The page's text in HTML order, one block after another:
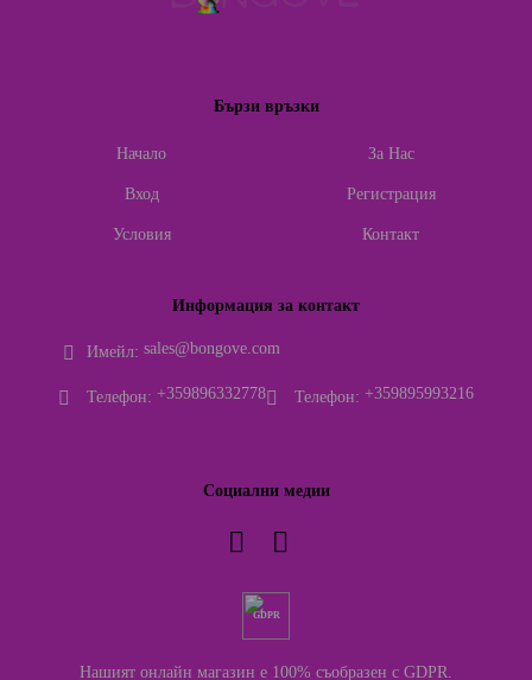
Бързи връзки
Начало За Нас
Вход Регистрация
Условия Контакт
Информация за контакт
Имейл: sales@bongove.com
Телефон: +359896332778 Телефон: +359895993216
Социални медии
GDPR
Нашият онлайн магазин е 100% съобразен с GDPR.